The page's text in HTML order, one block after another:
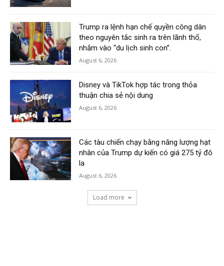
Trump ra lệnh hạn chế quyền công dân
theo nguyên tắc sinh ra trên lãnh thổ,
nhắm vào “du lịch sinh con”.
August 6, 2026
Disney và TikTok hợp tác trong thỏa
thuận chia sẻ nội dung
August 6, 2026
Các tàu chiến chạy bằng năng lượng hạt
nhân của Trump dự kiến có giá 275 tỷ đô
la
August 6, 2026
Load more